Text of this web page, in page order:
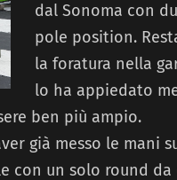
dal Sonoma con
pole position.
la foratura nella
lo ha appiedato
ben più ampio.
già messo le mani
con un solo round da